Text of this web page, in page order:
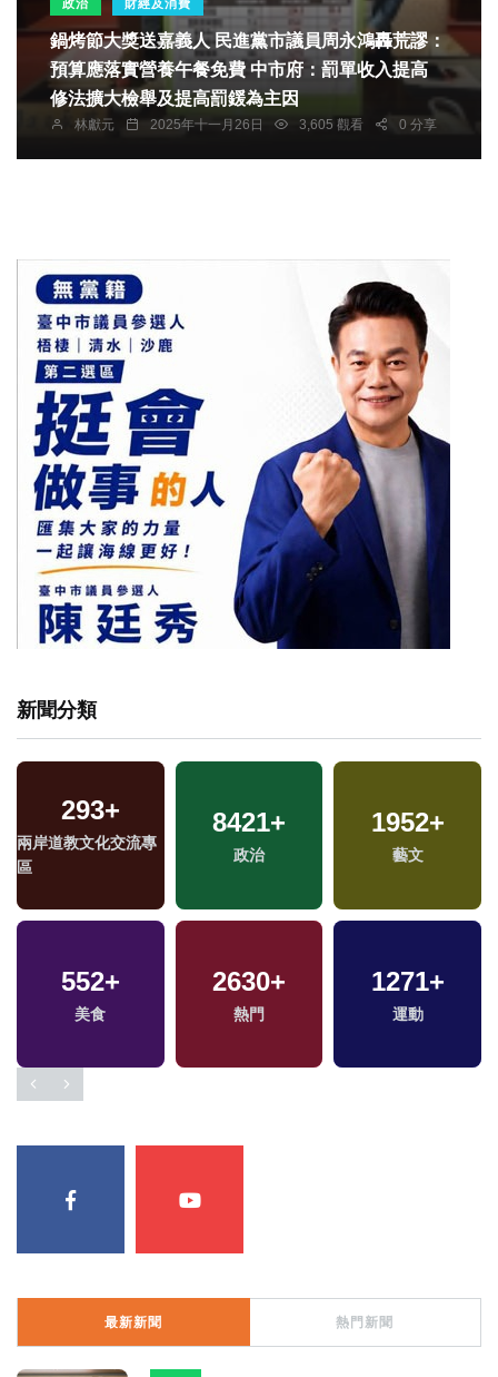
政治 財經及消費
鍋烤節大獎送嘉義人 民進黨市議員周永鴻轟荒謬：
預算應落實營養午餐免費 中市府：罰單收入提高
修法擴大檢舉及提高罰鍰為主因
林獻元 2025年十一月26日 3,605 觀看 0 分享
新聞分類
293+
兩岸道教文化交流專
區
8421+
政治
1952+
藝文
552+
美食
2630+
熱門
1271+
運動
35+
兩岸佛教文化交流專
區
103+
海峽論壇專區
11+
2023金鐘獎
12+
兩岸藝苑天地
505+
影視
18+
最新新聞 熱門新聞